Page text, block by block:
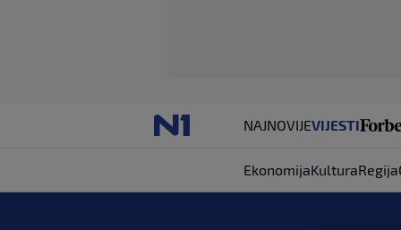
NAJNOVIJEVIJESTI
EkonomijaKulturaRegija